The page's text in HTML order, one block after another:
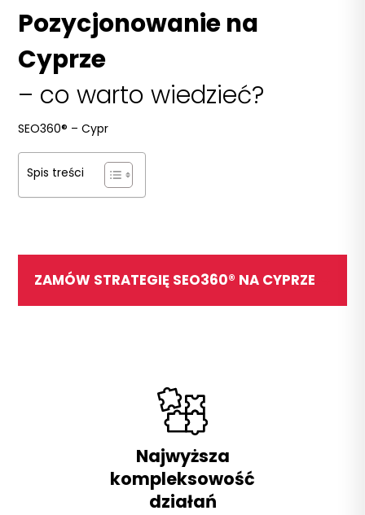
Pozycjonowanie na
Cyprze
– co warto wiedzieć?
SEO360® –Cypr
Spis treści
ZAMÓW STRATEGIĘ SEO360® NA CYPRZE
Najwyższa
kompleksowość
działań